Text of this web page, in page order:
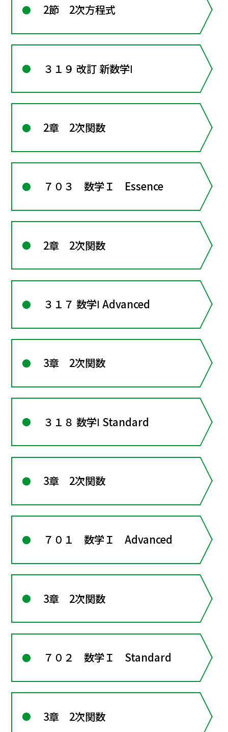
2節 2次方程式
３１９ 改訂 新数学Ⅰ
2章 2次関数
７０３ 数学Ｉ Essence
2章 2次関数
３１７ 数学Ⅰ Advanced
3章 2次関数
３１８ 数学Ⅰ Standard
3章 2次関数
７０１ 数学Ｉ Advanced
3章 2次関数
７０２ 数学Ｉ Standard
3章 2次関数